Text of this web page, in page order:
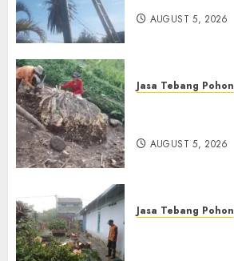
AUGUST 5, 2026
Jasa Tebang Pohon
AUGUST 5, 2026
Jasa Tebang Pohon